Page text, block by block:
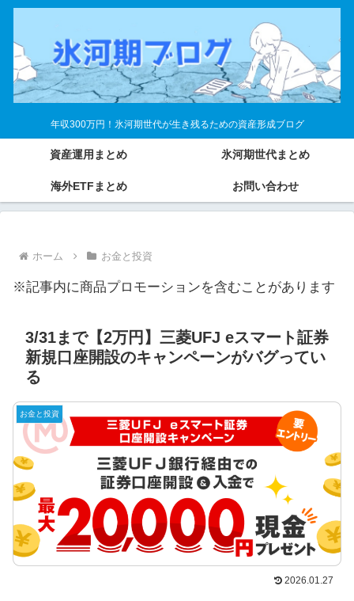
年収300万円！氷河期世代が生き残るための資産形成ブログ
資産運用まとめ 氷河期世代まとめ
海外ETFまとめ お問い合わせ
ホーム お金と投資
※記事内に商品プロモーションを含むことがあります
3/31まで【2万円】三菱UFJ eスマート証券
新規口座開設のキャンペーンがバグってい
る
お金と投資
2026.01.27